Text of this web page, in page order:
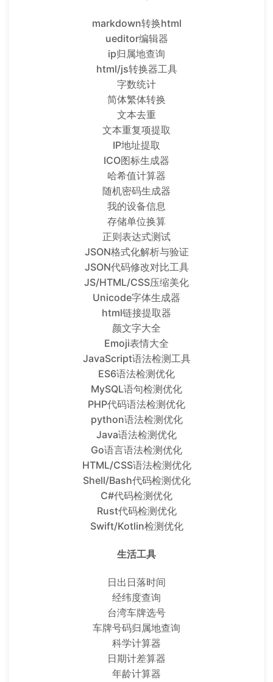
markdown转换html
ueditor编辑器
ip归属地查询
html/js转换器工具
字数统计
简体繁体转换
文本去重
文本重复项提取
IP地址提取
ICO图标生成器
哈希值计算器
随机密码生成器
我的设备信息
存储单位换算
正则表达式测试
JSON格式化解析与验证
JSON代码修改对比工具
JS/HTML/CSS压缩美化
Unicode字体生成器
html链接提取器
颜文字大全
Emoji表情大全
JavaScript语法检测工具
ES6语法检测优化
MySQL语句检测优化
PHP代码语法检测优化
python语法检测优化
Java语法检测优化
Go语言语法检测优化
HTML/CSS语法检测优化
Shell/Bash代码检测优化
C#代码检测优化
Rust代码检测优化
Swift/Kotlin检测优化
生活工具
日出日落时间
经纬度查询
台湾车牌选号
车牌号码归属地查询
科学计算器
日期计差算器
年龄计算器